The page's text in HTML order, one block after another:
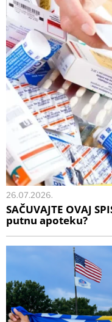
26.07.2026.
SAČUVAJTE OVAJ
putnu apoteku?